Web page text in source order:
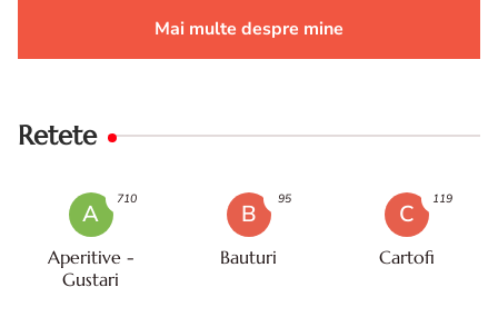
Mai multe despre mine
Retete
A
Aperitive -
Gustari
710
B
Bauturi
95
C
Cartofi
119